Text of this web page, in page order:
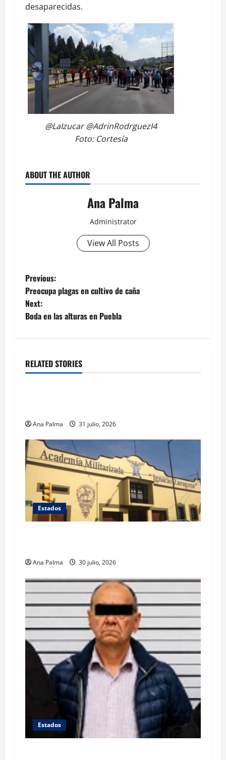
desaparecidas.
@LaIzucar @AdrinRodrguezI4
Foto: Cortesía
ABOUT THE AUTHOR
Ana Palma
Administrator
View All Posts
Post
navigation
Previous:
Preocupa plagas en cultivo de caña
Next:
Boda en las alturas en Puebla
RELATED STORIES
Estados
Ana Palma 31 julio, 2026
Estados
Ana Palma 30 julio, 2026
Estados